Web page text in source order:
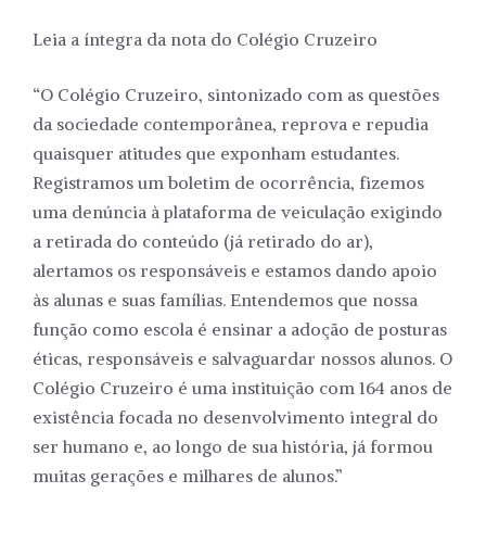
Leia a íntegra da nota do Colégio Cruzeiro
“O Colégio Cruzeiro, sintonizado com as questões
da sociedade contemporânea, reprova e repudia
quaisquer atitudes que exponham estudantes.
Registramos um boletim de ocorrência, fizemos
uma denúncia à plataforma de veiculação exigindo
a retirada do conteúdo (já retirado do ar),
alertamos os responsáveis e estamos dando apoio
às alunas e suas famílias. Entendemos que nossa
função como escola é ensinar a adoção de posturas
éticas, responsáveis e salvaguardar nossos alunos. O
Colégio Cruzeiro é uma instituição com 164 anos de
existência focada no desenvolvimento integral do
ser humano e, ao longo de sua história, já formou
muitas gerações e milhares de alunos.”